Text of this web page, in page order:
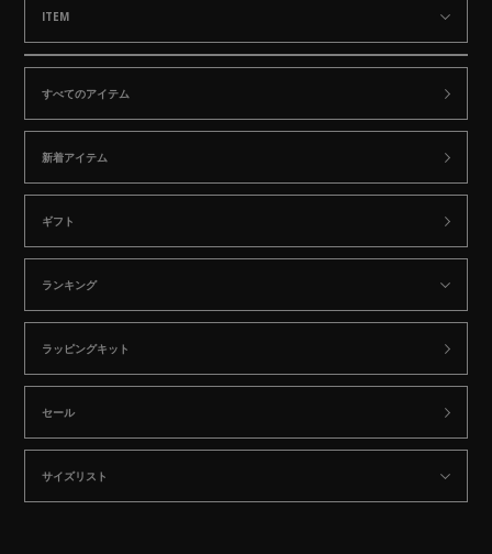
ITEM
すべてのアイテム
新着アイテム
ギフト
ランキング
ラッピングキット
セール
サイズリスト